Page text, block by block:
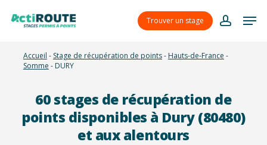
Trouver un stage
account
Accueil - Stage de récupération de points- Hauts-de-France -
Somme - DURY
60stages de récupération de
points disponibles à Dury (80480)
et aux alentours